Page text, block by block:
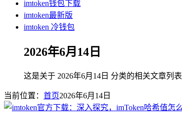
imtoken钱包下载
imtoken最新版
imtoken 冷钱包
2026年6月14日
这是关于 2026年6月14日 分类的相关文章列表
当前位置： 首页2026年6月14日